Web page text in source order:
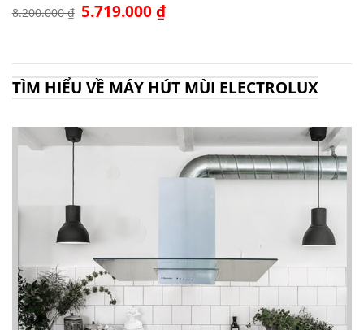
8.200.000₫ Giá
gốc
5.719.000₫Giá
hiện
TÌM HIỂU VỀ MÁY HÚT MÙI ELECTROLUX